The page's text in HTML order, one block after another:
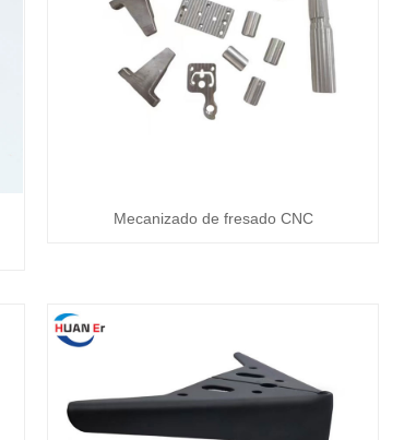
Mecanizado de fresado CNC